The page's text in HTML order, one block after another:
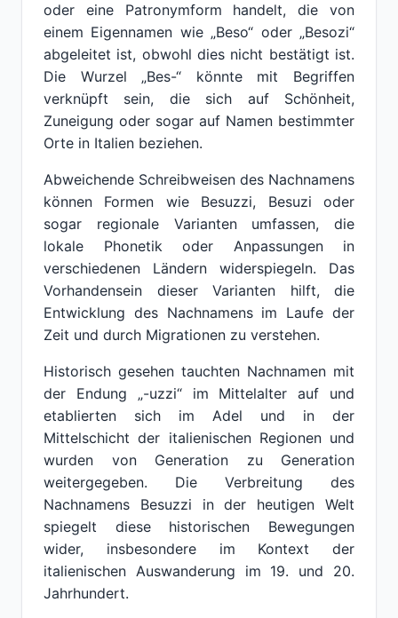
oder eine Patronymform handelt, die von
einem Eigennamen wie „Beso“ oder „Besozi“
abgeleitet ist, obwohl dies nicht bestätigt ist.
Die Wurzel „Bes-“ könnte mit Begriffen
verknüpft sein, die sich auf Schönheit,
Zuneigung oder sogar auf Namen bestimmter
Orte in Italien beziehen.
Abweichende Schreibweisen des Nachnamens
können Formen wie Besuzzi, Besuzi oder
sogar regionale Varianten umfassen, die
lokale Phonetik oder Anpassungen in
verschiedenen Ländern widerspiegeln. Das
Vorhandensein dieser Varianten hilft, die
Entwicklung des Nachnamens im Laufe der
Zeit und durch Migrationen zu verstehen.
Historisch gesehen tauchten Nachnamen mit
der Endung „-uzzi“ im Mittelalter auf und
etablierten sich im Adel und in der
Mittelschicht der italienischen Regionen und
wurden von Generation zu Generation
weitergegeben. Die Verbreitung des
Nachnamens Besuzzi in der heutigen Welt
spiegelt diese historischen Bewegungen
wider, insbesondere im Kontext der
italienischen Auswanderung im 19. und 20.
Jahrhundert.